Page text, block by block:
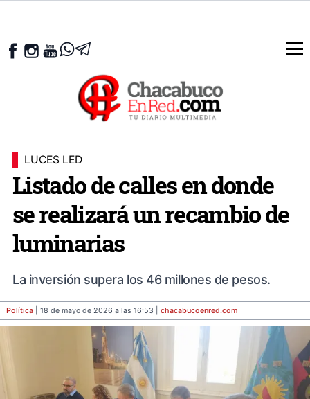
LUCES LED
Listado de calles en donde
se realizará un recambio de
luminarias
La inversión supera los 46 millones de pesos.
Política | 18 de mayo de 2026 a las 16:53 | chacabucoenred.com